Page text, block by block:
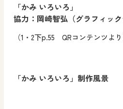
「かみ いろいろ」
協力：岡崎智弘（グラフィック
（1・2下p.55 QRコンテンツより
「かみ いろいろ」制作風景